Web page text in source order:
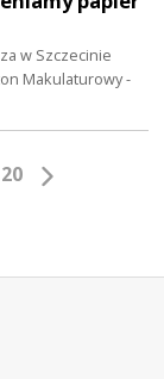
w Szczecinie
Makulaturowy -
20